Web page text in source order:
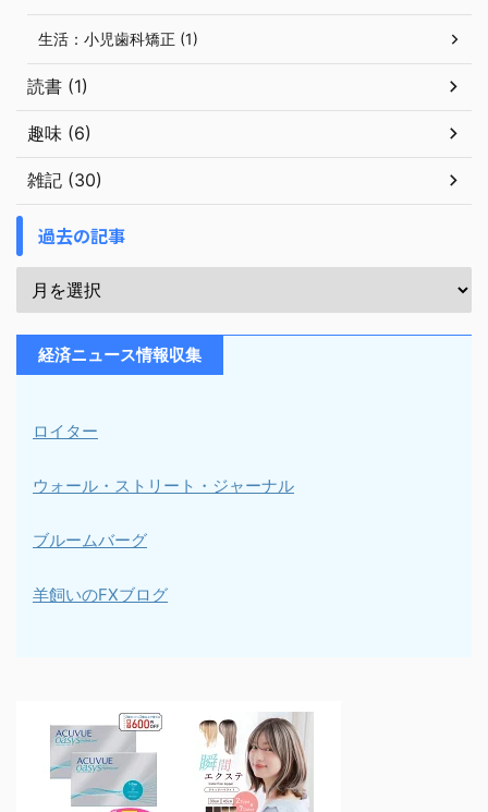
生活：小児歯科矯正 (1)
読書 (1)
趣味 (6)
雑記 (30)
過去の記事
経済ニュース情報収集
ロイター
ウォール・ストリート・ジャーナル
ブルームバーグ
羊飼いのFXブログ